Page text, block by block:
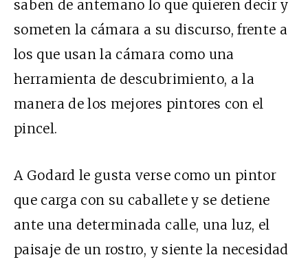
saben de antemano lo que quieren decir y
someten la cámara a su discurso, frente a
los que usan la cámara como una
herramienta de descubrimiento, a la
manera de los mejores pintores con el
pincel.
A Godard le gusta verse como un pintor
que carga con su caballete y se detiene
ante una determinada calle, una luz, el
paisaje de un rostro, y siente la necesidad